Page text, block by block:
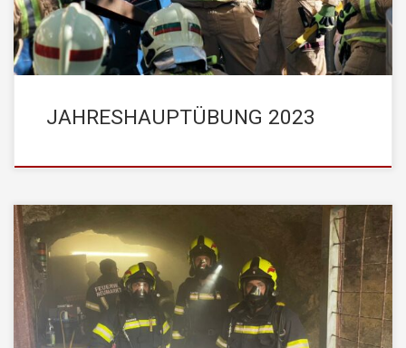
zweiten Übungseinsatz, nämlich […]
JAHRESHAUPTÜBUNG 2023
Am Samstag, den 29. April 2023, fand wieder einmal ein
Übungstag im Atemschutzstollen der STADTFEUERWEHR
Kufstein statt. Auf Grund der realitätsnahen Gegebenheiten stellt
unsere Atemschutz-Übungstrecke eine perfekte Möglichkeit dar,
um Kameraden für den Ernstfall bestens vorzubereiten. So